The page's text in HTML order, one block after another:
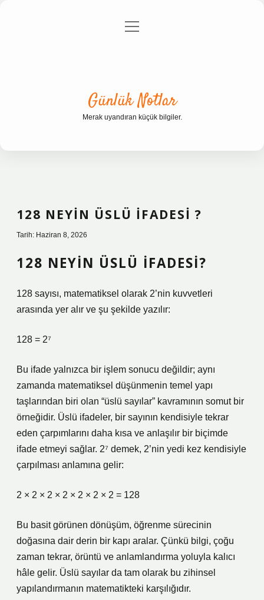
Gizlilik Politikası
menüyü
Günlük Notlar
Merak uyandıran küçük bilgiler.
128 NEYIN ÜSLÜ IFADESI ?
Tarih: Haziran 8, 2026
128 NEYIN ÜSLÜ IFADESI?
128 sayısı, matematiksel olarak 2’nin kuvvetleri
arasında yer alır ve şu şekilde yazılır:
128 = 2⁷
Bu ifade yalnızca bir işlem sonucu değildir; aynı
zamanda matematiksel düşünmenin temel yapı
taşlarından biri olan “üslü sayılar” kavramının somut bir
örneğidir. Üslü ifadeler, bir sayının kendisiyle tekrar
eden çarpımlarını daha kısa ve anlaşılır bir biçimde
ifade etmeyi sağlar. 2⁷ demek, 2’nin yedi kez kendisiyle
çarpılması anlamına gelir:
2 × 2 × 2 × 2 × 2 × 2 × 2 = 128
Bu basit görünen dönüşüm, öğrenme sürecinin
doğasına dair derin bir kapı aralar. Çünkü bilgi, çoğu
zaman tekrar, örüntü ve anlamlandırma yoluyla kalıcı
hâle gelir. Üslü sayılar da tam olarak bu zihinsel
yapılandırmanın matematikteki karşılığıdır.